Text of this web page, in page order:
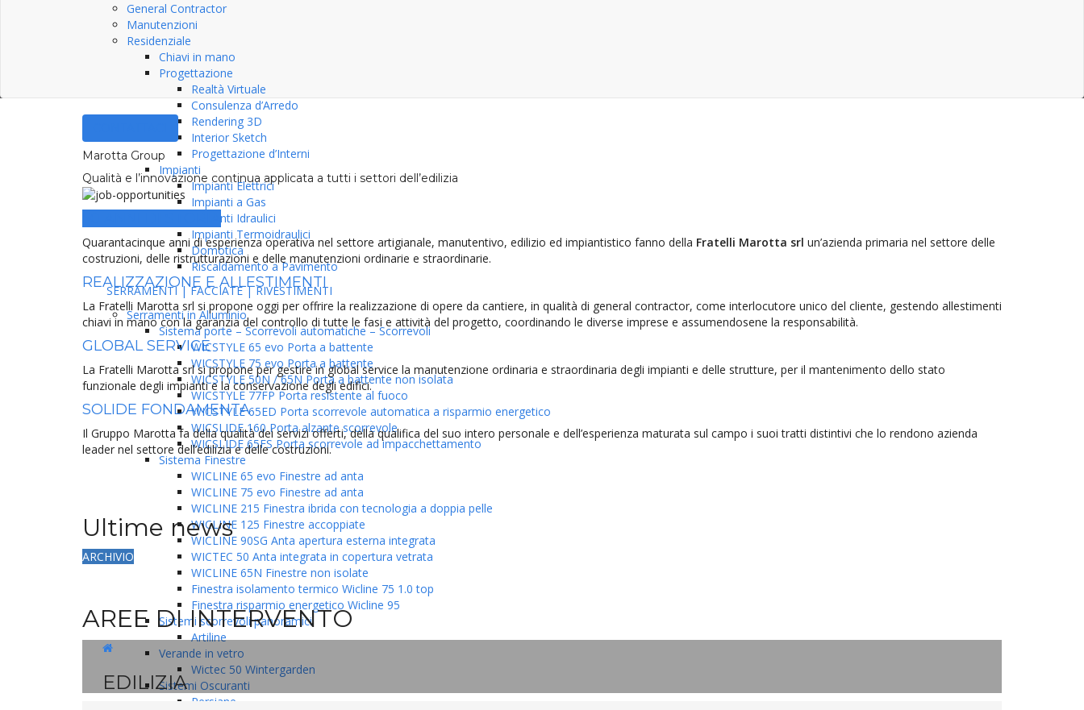
General Contractor
Manutenzioni
Residenziale
Chiavi in mano
Progettazione
Realtà Virtuale
Consulenza d’Arredo
Rendering 3D
Interior Sketch
Progettazione d’Interni
Impianti
Impianti Elettrici
Impianti a Gas
Impianti Idraulici
Impianti Termoidraulici
Domotica
Riscaldamento a Pavimento
SERRAMENTI | FACCIATE | RIVESTIMENTI
Serramenti in Alluminio
Sistema porte – Scorrevoli automatiche – Scorrevoli
WICSTYLE 65 evo Porta a battente
WICSTYLE 75 evo Porta a battente
WICSTYLE 50N / 65N Porta a battente non isolata
WICSTYLE 77FP Porta resistente al fuoco
WICSTYLE 65ED Porta scorrevole automatica a risparmio energetico
WICSLIDE 160 Porta alzante scorrevole
WICSLIDE 65FS Porta scorrevole ad impacchettamento
Sistema Finestre
WICLINE 65 evo Finestre ad anta
WICLINE 75 evo Finestre ad anta
WICLINE 215 Finestra ibrida con tecnologia a doppia pelle
WICLINE 125 Finestre accoppiate
WICLINE 90SG Anta apertura esterna integrata
WICTEC 50 Anta integrata in copertura vetrata
WICLINE 65N Finestre non isolate
Finestra isolamento termico Wicline 75 1.0 top
Finestra risparmio energetico Wicline 95
Sistemi scorrevoli panoramici
Artiline
Verande in vetro
Wictec 50 Wintergarden
Sistemi Oscuranti
Persiane
Marotta Group
Qualità e l’innovazione continua applicata a tutti i settori dell’edilizia
Quarantacinque anni di esperienza operativa nel settore artigianale, manutentivo, edilizio ed impiantistico fanno della Fratelli Marotta srl un’azienda primaria nel settore delle
costruzioni, delle ristrutturazioni e delle manutenzioni ordinarie e straordinarie.
REALIZZAZIONE E ALLESTIMENTI
La Fratelli Marotta srl si propone oggi per offrire la realizzazione di opere da cantiere, in qualità di general contractor, come interlocutore unico del cliente, gestendo allestimenti
chiavi in mano con la garanzia del controllo di tutte le fasi e attività del progetto, coordinando le diverse imprese e assumendosene la responsabilità.
GLOBAL SERVICE
La Fratelli Marotta srl si propone per gestire in global service la manutenzione ordinaria e straordinaria degli impianti e delle strutture, per il mantenimento dello stato
funzionale degli impianti e la conservazione degli edifici.
SOLIDE FONDAMENTA
Il Gruppo Marotta fa della qualità dei servizi offerti, della qualifica del suo intero personale e dell’esperienza maturata sul campo i suoi tratti distintivi che lo rendono azienda
leader nel settore dell’edilizia e delle costruzioni.
Ultime news
ARCHIVIO
AREE DI INTERVENTO
EDILIZIA